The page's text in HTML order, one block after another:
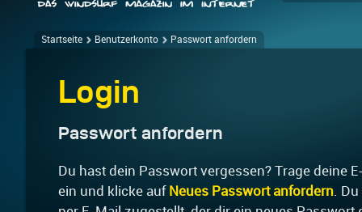
Startseite Benutzerkonto Passwort anfordern
Login
Passwort anfordern
Du hast dein Passwort vergessen? Trage deine
ein und klicke auf Neues Passwort anfordern.